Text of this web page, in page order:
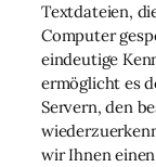
Textdateien,
Computer
eindeutige
ermöglicht es
Servern, den
wir Ihnen